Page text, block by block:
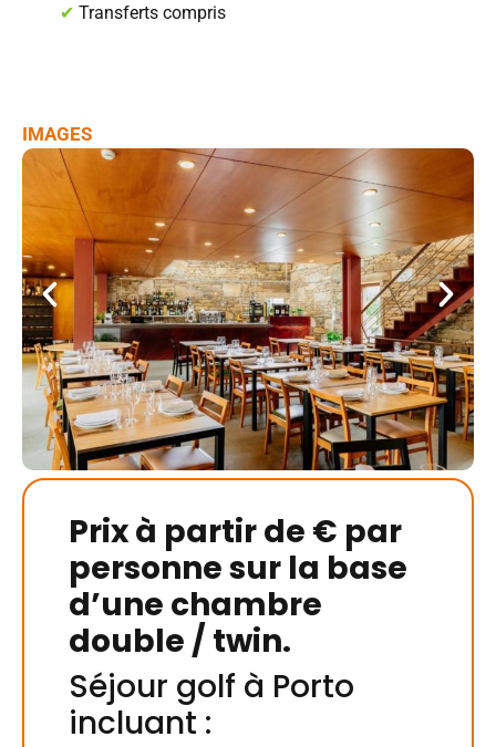
✔Transferts compris
Prix à partir de € par
personne sur la base
d’une chambre
double / twin.
Séjour golf à Porto
incluant :